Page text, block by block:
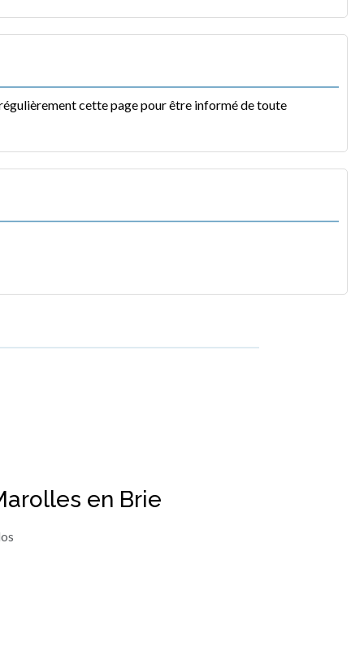
cette page pour être informé de toute
en Brie